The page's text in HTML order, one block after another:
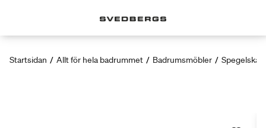
Startsidan / Allt för hela badrummet / Badrumsmöbler / Spegelskåp